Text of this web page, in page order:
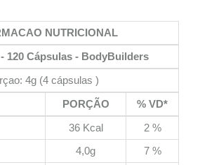
NUTRICIONAL
120 Cápsulas - BodyBuilders
4g (4 cápsulas )
PORÇÃO
% VD*
36 Kcal
2 %
4,0g 7 %